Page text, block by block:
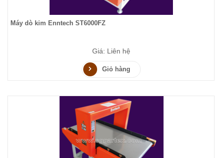
Máy dò kim Enntech ST6000FZ
Giá: Liên hệ
Giỏ hàng